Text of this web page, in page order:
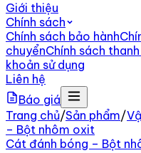
Giới thiệu
Chính sách
Chính sách bảo hành
chuyểnChính sách
khoản sử dụng
Liên hệ
Báo giá
Trang chủ/Sản phẩm/
– Bột nhôm oxit
Cát đánh bóng – Bột